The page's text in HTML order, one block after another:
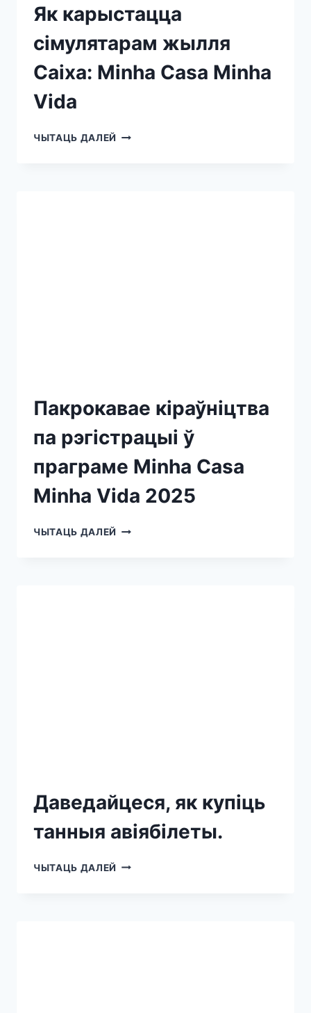
Як карыстацца
сімулятарам жылля
Caixa: Minha Casa Minha
Vida
ЧЫТАЦЬ ДАЛЕЙ
Пакрокавае кіраўніцтва
па рэгістрацыі ў
праграме Minha Casa
Minha Vida 2025
ЧЫТАЦЬ ДАЛЕЙ
Даведайцеся, як купіць
танныя авіябілеты.
ЧЫТАЦЬ ДАЛЕЙ